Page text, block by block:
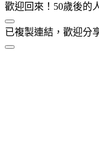
歡迎回來！50歲後的
已複製連結，歡迎分